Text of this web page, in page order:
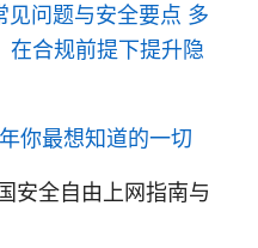
见问题与安全要点 多
在合规前提下提升隐
你最想知道的一切
安全自由上网指南与